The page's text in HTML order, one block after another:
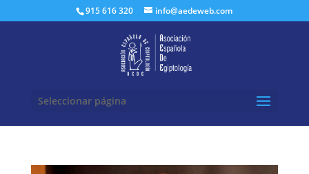
915 616 320 info@aedeweb.com
Seleccionar página